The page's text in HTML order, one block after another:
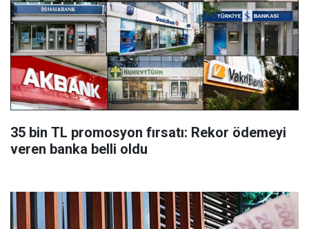
35 bin TL promosyon fırsatı: Rekor ödemeyi
veren banka belli oldu